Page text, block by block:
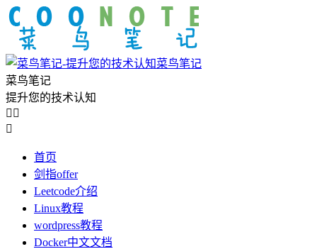
菜鸟笔记
菜鸟笔记
提升您的技术认知
 

首页
剑指offer
Leetcode介绍
Linux教程
wordpress教程
Docker中文文档